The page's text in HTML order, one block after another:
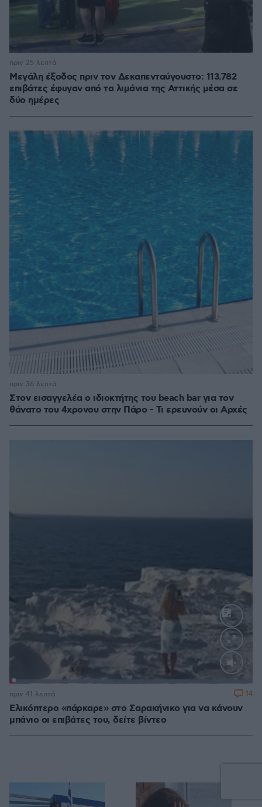
Μεγάλη έξοδος πριν τον Δεκαπενταύγουστο: 113.782
επιβάτες έφυγαν από τα λιμάνια της Αττικής μέσα σε
δύο ημέρες
πριν 25 λεπτά
Στον εισαγγελέα ο ιδιοκτήτης του beach bar για τον
θάνατο του 4χρονου στην Πάρο - Τι ερευνούν οι Αρχές
πριν 36 λεπτά
Ελικόπτερο «πάρκαρε» στο Σαρακήνικο για να κάνουν
μπάνιο οι επιβάτες του, δείτε βίντεο
πριν 41 λεπτά 14